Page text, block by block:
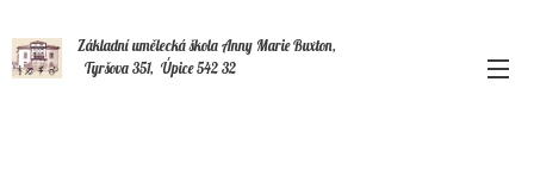
Základní umělecká škola Anny Marie Buxton,
Tyršova 351, Úpice 542 32